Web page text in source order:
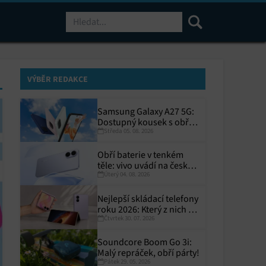
VÝBĚR REDAKCE
Samsung Galaxy A27 5G:
Dostupný kousek s obřím
displejem
Středa 05. 08. 2026
Obří baterie v tenkém
těle: vivo uvádí na český
trh V70 Lite 5G
Úterý 04. 08. 2026
Nejlepší skládací telefony
roku 2026: Který z nich si
zaslouží místo ve vaší
Čtvrtek 30. 07. 2026
Soundcore Boom Go 3i:
Malý repráček, obří párty!
Pátek 29. 05. 2026